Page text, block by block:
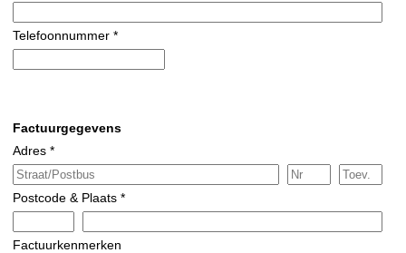
Telefoonnummer *
Factuurgegevens
Adres *
Postcode & Plaats *
Factuurkenmerken